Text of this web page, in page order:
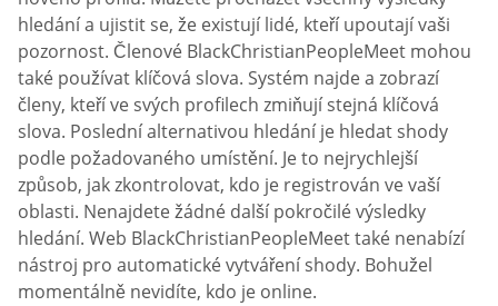
hledání a ujistit se, že existují lidé, kteří upoutají vaši
pozornost. Členové BlackChristianPeopleMeet mohou
také používat klíčová slova. Systém najde a zobrazí
členy, kteří ve svých profilech zmiňují stejná klíčová
slova. Poslední alternativou hledání je hledat shody
podle požadovaného umístění. Je to nejrychlejší
způsob, jak zkontrolovat, kdo je registrován ve vaší
oblasti. Nenajdete žádné další pokročilé výsledky
hledání. Web BlackChristianPeopleMeet také nenabízí
nástroj pro automatické vytváření shody. Bohužel
momentálně nevidíte, kdo je online.